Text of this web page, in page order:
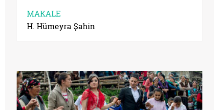
MAKALE
H. Hümeyra Şahin